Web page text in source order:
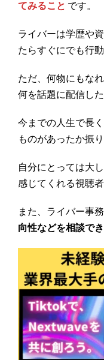
てみること です。
ライバーは学歴や
たらすぐにでも行
ただ、何物にもな
何を話題に配信し
今までの人生で長
ものがあったか振
自分にとっては大
感じてくれる視聴
また、ライバー事
向性などを相談で